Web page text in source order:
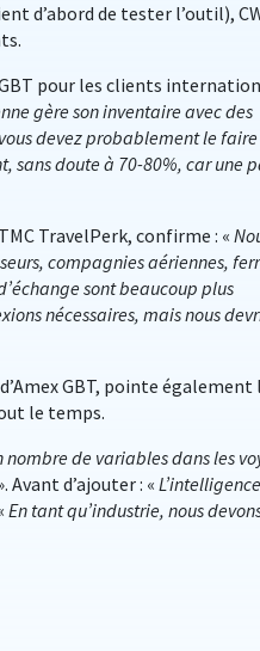
d’abord de tester l’outil),
pour les clients
gère son inventaire avec des
devez probablement le
sans doute à 70-80%, car une
TravelPerk, confirme : «
compagnies aériennes,
sont beaucoup plus
nécessaires, mais nous
GBT, pointe également
le temps.
nombre de variables dans les
Avant d’ajouter : «L’intelligence
En tant qu’industrie, nous